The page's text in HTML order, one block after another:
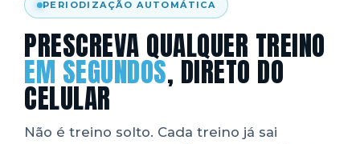
PERIODIZAÇÃO AUTOMÁTICA
PRESCREVA QUALQUER TREINO
EM SEGUNDOS, DIRETO DO
CELULAR
Não é treino solto. Cada treino já sai